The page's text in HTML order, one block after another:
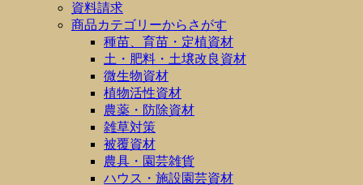
資料請求
商品カテゴリーからさがす
種苗、育苗・定植資材
土・肥料・土壌改良資材
微生物資材
植物活性資材
農薬・防除資材
雑草対策
被覆資材
農具・園芸雑貨
ハウス・施設園芸資材